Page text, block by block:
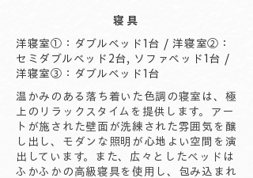
寝具
洋寝室①：ダブルベッド1台​ / 洋寝室②：
セミダブルベッド2台, ソファベッド1台 /
洋寝室③：ダブルベッド1台
温かみのある落ち着いた色調の寝室は、極
上のリラックスタイムを提供します。アー
トが施された壁面が洗練された雰囲気を醸
し出し、モダンな照明が心地よい空間を演
出しています。また、広々としたベッドは
ふかふかの高級寝具を使用し、包み込まれ